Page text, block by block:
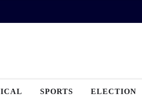
SPORTS ELECTION